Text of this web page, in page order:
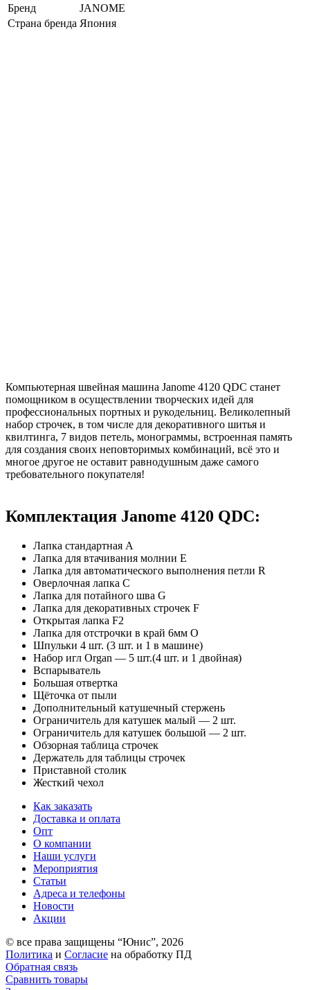
Бренд
JANOME
Страна бренда Япония
Компьютерная швейная машина Janome 4120 QDC станет
помощником в осуществлении творческих идей для
профессиональных портных и рукодельниц. Великолепный
набор строчек, в том числе для декоративного шитья и
квилтинга, 7 видов петель, монограммы, встроенная память
для создания своих неповторимых комбинаций, всё это и
многое другое не оставит равнодушным даже самого
требовательного покупателя!
Комплектация Janome 4120 QDC:
Лапка стандартная A
Лапка для втачивания молнии Е
Лапка для автоматического выполнения петли R
Оверлочная лапка C
Лапка для потайного шва G
Лапка для декоративных строчек F
Открытая лапка F2
Лапка для отстрочки в край 6мм O
Шпульки 4 шт. (3 шт. и 1 в машине)
Набор игл Organ — 5 шт.(4 шт. и 1 двойная)
Вспарыватель
Большая отвертка
Щёточка от пыли
Дополнительный катушечный стержень
Ограничитель для катушек малый — 2 шт.
Ограничитель для катушек большой — 2 шт.
Обзорная таблица строчек
Держатель для таблицы строчек
Приставной столик
Жесткий чехол
Как заказать
Доставка и оплата
Опт
О компании
Наши услуги
Мероприятия
Статьи
Адреса и телефоны
Новости
Акции
© все права защищены “Юнис”, 2026
Политика и Согласие на обработку ПД
Обратная связь
Сравнить товары